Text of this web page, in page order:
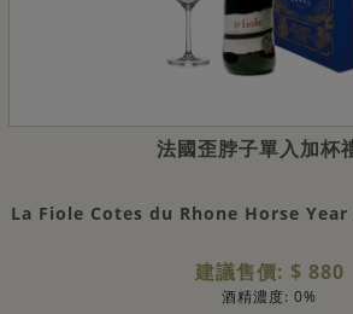
法國歪脖子單入加杯
La Fiole Cotes du Rhone Horse
建議售價: $ 880
酒精濃度: 0%